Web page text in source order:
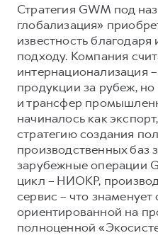
Стратегия GWM под
глобализация»
известность
подходу. Компания
интернационализация
продукции за рубеж,
и трансфер
начиналось как
стратегию создания
производственных баз
зарубежные операции
цикл – НИОКР,
сервис – что
ориентированной на
полноценной